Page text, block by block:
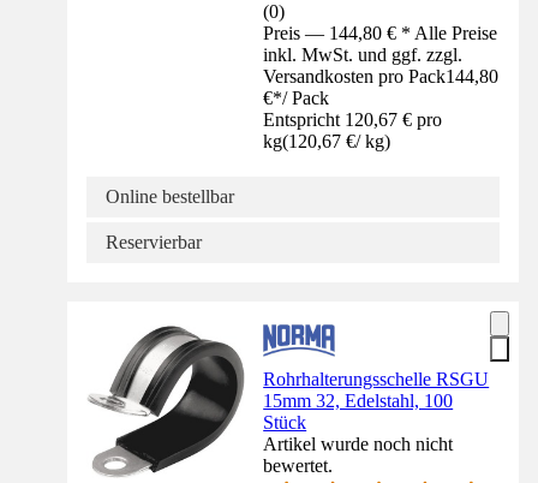
(0)
Preis — 144,80 € * Alle Preise
inkl. MwSt. und ggf. zzgl.
Versandkosten pro Pack144,80
€*/ Pack
Entspricht 120,67 € pro
kg(120,67 €/ kg)
Online bestellbar
Reservierbar
Rohrhalterungsschelle RSGU
15mm 32, Edelstahl, 100
Stück
Artikel wurde noch nicht
bewertet.